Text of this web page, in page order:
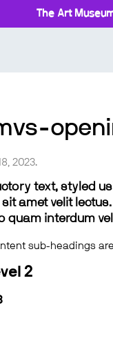
The Art
2023.
text, styled
sit amet velit
quam interdum
sub-headings
2